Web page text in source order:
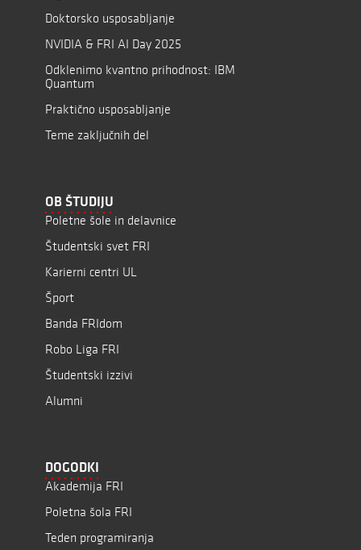
Doktorsko usposabljanje
NVIDIA & FRI AI Day 2025
Odklenimo kvantno prihodnost: IBM
Quantum
Praktično usposabljanje
Teme zaključnih del
OB ŠTUDIJU
Poletne šole in delavnice
Študentski svet FRI
Karierni centri UL
Šport
Banda FRIdom
Robo Liga FRI
Študentski izzivi
Alumni
DOGODKI
Akademija FRI
Poletna šola FRI
Teden programiranja